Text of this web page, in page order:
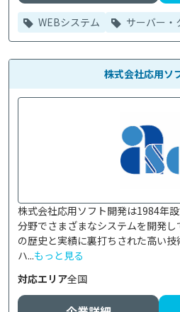
WEBシステム サーバー・
株式会社応用ソ
株式会社応用ソフト開発は1984年
分野でさまざまなシステムを開発
の歴史と実績に裏打ちされた高い
ハ...もっと見る
対応エリア全国